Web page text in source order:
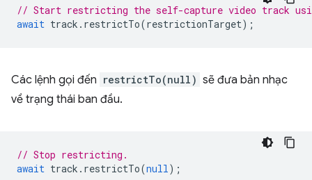
// Start restricting the self-capture video track
await track . restrictTo(restrictionTarget);
Các lệnh gọi đến restrictTo(null) sẽ đưa bản nhạc
về trạng thái ban đầu.
// Stop restricting.
await track . restrictTo(null );